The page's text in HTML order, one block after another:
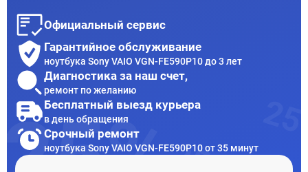
Официальный сервис
Гарантийное обслуживание
ноутбука Sony VAIO VGN-FE590P10 до 3 лет
Диагностика за наш счет,
ремонт по желанию
Бесплатный выезд курьера
в день обращения
Срочный ремонт
ноутбука Sony VAIO VGN-FE590P10 от 35 минут